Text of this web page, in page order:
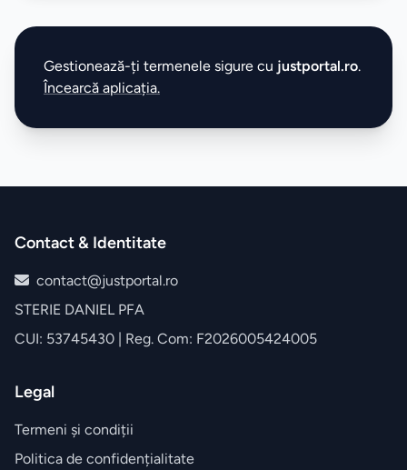
Gestionează-ți termenele sigure cu justportal.ro.
Încearcă aplicația.
Contact & Identitate
contact@justportal.ro
STERIE DANIEL PFA
CUI: 53745430 | Reg. Com: F2026005424005
Legal
Termeni și condiții
Politica de confidențialitate